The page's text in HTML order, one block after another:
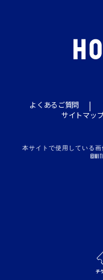
よくあるご質問
サイトマッ
本サイトで使用している